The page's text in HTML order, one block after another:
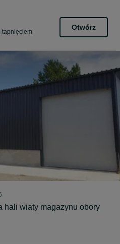
tapnięciem
Otwórz
hali wiaty magazynu obory